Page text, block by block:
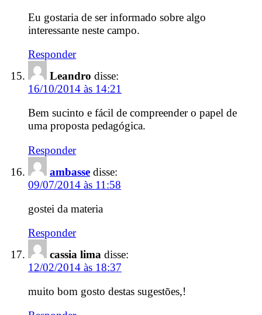
Eu gostaria de ser informado sobre algo
interessante neste campo.
Responder
Leandro disse:
16/10/2014 às 14:21
Bem sucinto e fácil de compreender o papel de
uma proposta pedagógica.
Responder
ambasse disse:
09/07/2014 às 11:58
gostei da materia
Responder
cassia lima disse:
12/02/2014 às 18:37
muito bom gosto destas sugestões,!